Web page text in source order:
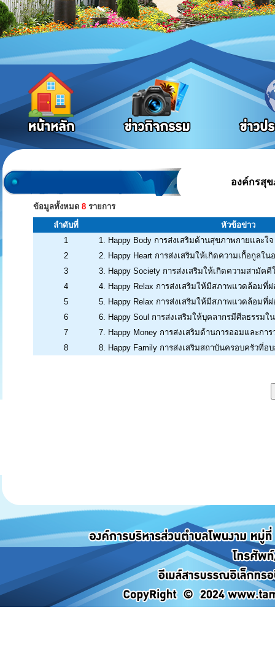
องค์กรสุข
ข้อมูลทั้งหมด 8 รายการ
ลำดับที่
หัวข้อข่าว
1
1. Happy Body การส่งเสริมด้านสุขภาพกายและใจ
2
2. Happy Heart การส่งเสริมให้เกิดความเกื้อกูลใน
3
3. Happy Society การส่งเสริมให้เกิดความสามัคคี
4
4. Happy Relax การส่งเสริมให้มีสภาพแวดล้อมที่
5
5. Happy Relax การส่งเสริมให้มีสภาพแวดล้อมที่
6
6. Happy Soul การส่งเสริมให้บุคลากรมีศีลธรรมใ
7
7. Happy Money การส่งเสริมด้านการออมและกา
8
8. Happy Family การส่งเสริมสถาบันครอบครัวที่อ